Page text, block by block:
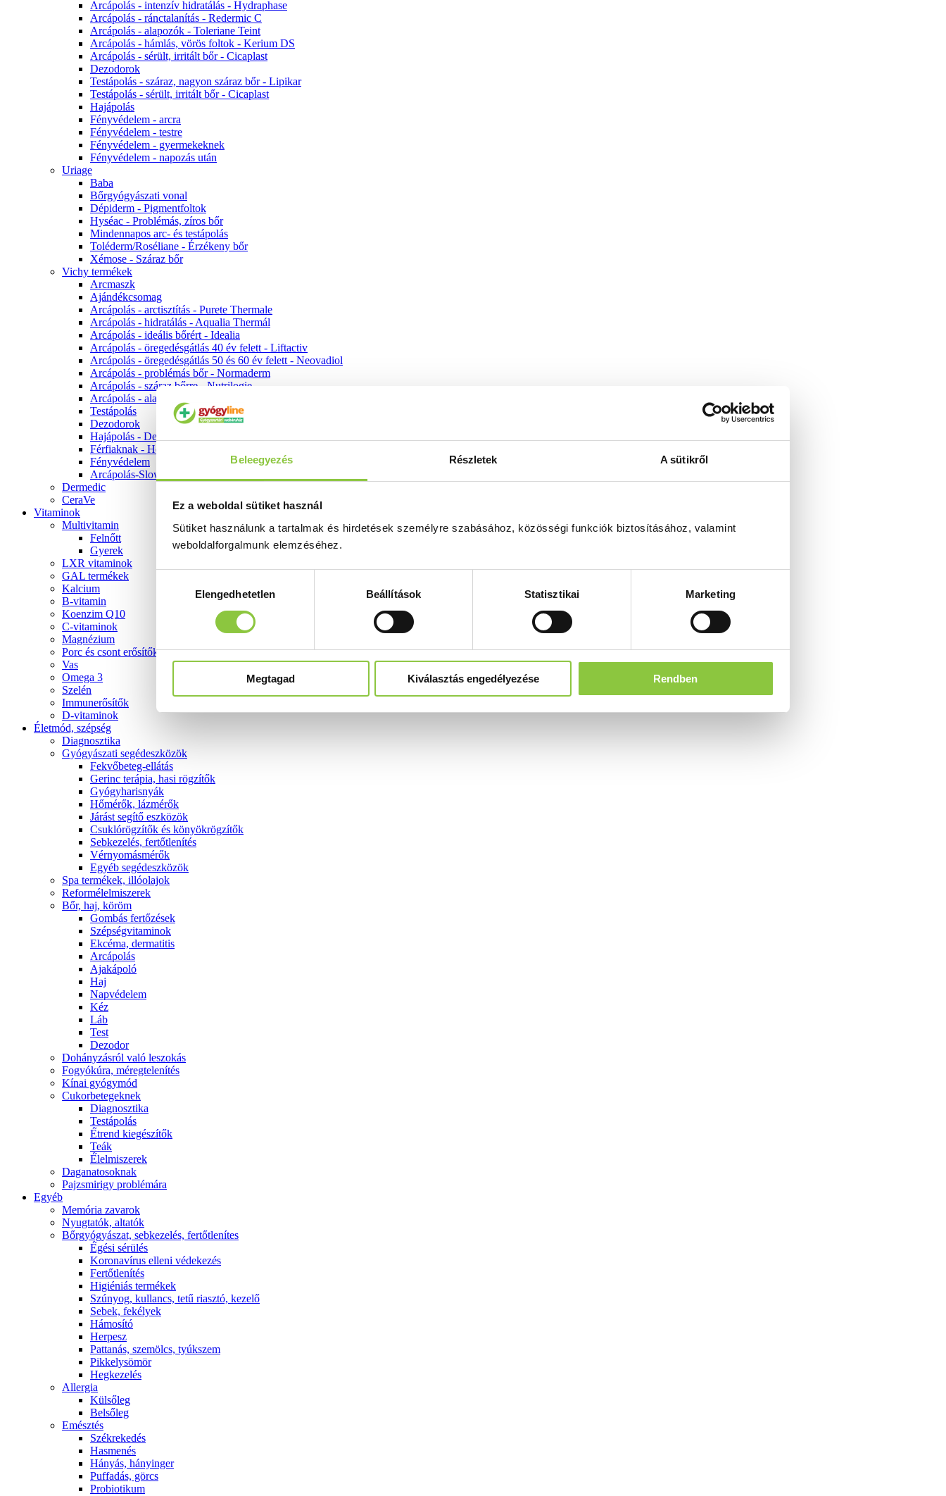
Beleegyezés Részletek A sütikről
Ez a weboldal sütiket használ
Sütiket használunk a tartalmak és hirdetések személyre szabásához, közösségi funkciók biztosításához, valamint
weboldalforgalmunk elemzéséhez.
kiválasztásaElengedhetetlen Beállítások Statisztikai Marketing
Megtagad Kiválasztás engedélyezése Rendben
Arcápolás - intenzív hidratálás - Hydraphase
Arcápolás - ránctalanítás - Redermic C
Arcápolás - alapozók - Toleriane Teint
Arcápolás - hámlás, vörös foltok - Kerium DS
Arcápolás - sérült, irritált bőr - Cicaplast
Dezodorok
Testápolás - száraz, nagyon száraz bőr - Lipikar
Testápolás - sérült, irritált bőr - Cicaplast
Hajápolás
Fényvédelem - arcra
Fényvédelem - testre
Fényvédelem - gyermekeknek
Fényvédelem - napozás után
Uriage
Baba
Bőrgyógyászati vonal
Dépiderm - Pigmentfoltok
Hyséac - Problémás, zíros bőr
Mindennapos arc- és testápolás
Toléderm/Roséliane - Érzékeny bőr
Xémose - Száraz bőr
Vichy termékek
Arcmaszk
Ajándékcsomag
Arcápolás - arctisztítás - Purete Thermale
Arcápolás - hidratálás - Aqualia Thermál
Arcápolás - ideális bőrért - Idealia
Arcápolás - öregedésgátlás 40 év felett - Liftactiv
Arcápolás - öregedésgátlás 50 és 60 év felett - Neovadiol
Arcápolás - problémás bőr - Normaderm
Arcápolás - száraz bőrre - Nutrilogie
Arcápolás - alapozók
Testápolás
Dezodorok
Hajápolás - Dercos
Férfiaknak - Homme
Fényvédelem
Arcápolás-Slow Age
Dermedic
CeraVe
Vitaminok
Multivitamin
Felnőtt
Gyerek
LXR vitaminok
GAL termékek
Kalcium
B-vitamin
Koenzim Q10
C-vitaminok
Magnézium
Porc és csont erősítők
Vas
Omega 3
Szelén
Immunerősítők
D-vitaminok
Életmód, szépség
Diagnosztika
Gyógyászati segédeszközök
Fekvőbeteg-ellátás
Gerinc terápia, hasi rögzítők
Gyógyharisnyák
Hőmérők, lázmérők
Járást segítő eszközök
Csuklórögzítők és könyökrögzítők
Sebkezelés, fertőtlenítés
Vérnyomásmérők
Egyéb segédeszközök
Spa termékek, illóolajok
Reformélelmiszerek
Bőr, haj, köröm
Gombás fertőzések
Szépségvitaminok
Ekcéma, dermatitis
Arcápolás
Ajakápoló
Haj
Napvédelem
Kéz
Láb
Test
Dezodor
Dohányzásról való leszokás
Fogyókúra, méregtelenítés
Kínai gyógymód
Cukorbetegeknek
Diagnosztika
Testápolás
É́trend kiegészítők
Teák
É́lelmiszerek
Daganatosoknak
Pajzsmirigy problémára
Egyéb
Memória zavarok
Nyugtatók, altatók
Bőrgyógyászat, sebkezelés, fertőtlenítes
É́gési sérülés
Koronavírus elleni védekezés
Fertőtlenítés
Higiéniás termékek
Szúnyog, kullancs, tetű riasztó, kezelő
Sebek, fekélyek
Hámosító
Herpesz
Pattanás, szemölcs, tyúkszem
Pikkelysömör
Hegkezelés
Allergia
Külsőleg
Belsőleg
Emésztés
Székrekedés
Hasmenés
Hányás, hányinger
Puffadás, görcs
Probiotikum